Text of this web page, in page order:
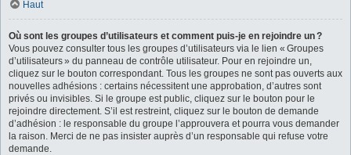
Haut
Où sont les groupes d’utilisateurs et comment puis-je en rejoindre un ?
Vous pouvez consulter tous les groupes d’utilisateurs via le lien « Groupes
d’utilisateurs » du panneau de contrôle utilisateur. Pour en rejoindre un,
cliquez sur le bouton correspondant. Tous les groupes ne sont pas ouverts aux
nouvelles adhésions : certains nécessitent une approbation, d’autres sont
privés ou invisibles. Si le groupe est public, cliquez sur le bouton pour le
rejoindre directement. S’il est restreint, cliquez sur le bouton de demande
d’adhésion : le responsable du groupe l’approuvera et pourra vous demander
la raison. Merci de ne pas insister auprès d’un responsable qui refuse votre
demande.